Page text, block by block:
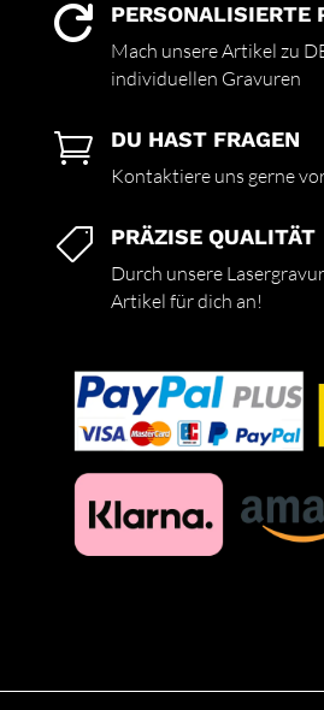
 PERSONALISIERTE
Mach unsere Artikel zu
individuellen Gravuren
 DU HAST FRAGEN
Kontaktiere uns gerne
 PRÄZISE QUALITÄT
Durch unsere
Artikel für dich an!